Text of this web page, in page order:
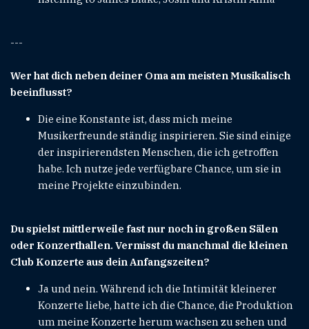
---
Wer hat dich neben deiner Oma am meisten Musikalisch
beeinflusst?
Die eine Konstante ist, dass mich meine
Musikerfreunde ständig inspirieren. Sie sind einige
der inspirierendsten Menschen, die ich getroffen
habe. Ich nutze jede verfügbare Chance, um sie in
meine Projekte einzubinden.
Du spielst mittlerweile fast nur noch in großen Sälen
oder Konzerthallen. Vermisst du manchmal die kleinen
Club Konzerte aus dein Anfangszeiten?
Ja und nein. Während ich die Intimität kleinerer
Konzerte liebe, hatte ich die Chance, die Produktion
um meine Konzerte herum wachsen zu sehen und